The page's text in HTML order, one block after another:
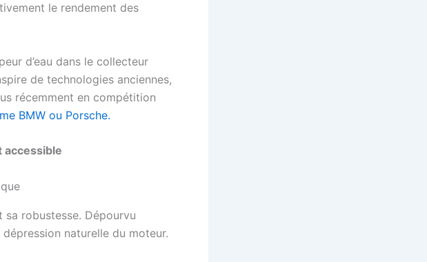
le rendement des
d’eau dans le collecteur
de technologies anciennes,
récemment en compétition
BMW ou Porsche.
accessible
robustesse. Dépourvu
naturelle du moteur.